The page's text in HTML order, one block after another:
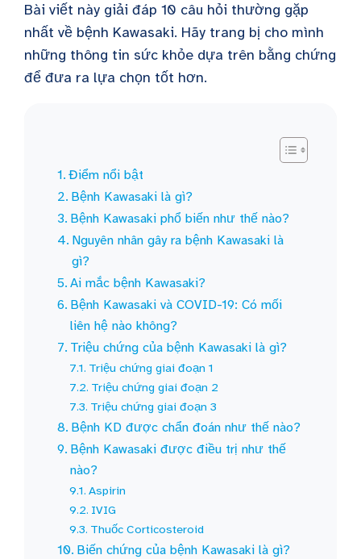
Bài viết này giải đáp 10 câu hỏi thường gặp
nhất về bệnh Kawasaki. Hãy trang bị cho mình
những thông tin sức khỏe dựa trên bằng chứng
để đưa ra lựa chọn tốt hơn.
Điểm nổi bật
Bệnh Kawasaki là gì?
Bệnh Kawasaki phổ biến như thế nào?
Nguyên nhân gây ra bệnh Kawasaki là
gì?
Ai mắc bệnh Kawasaki?
Bệnh Kawasaki và COVID-19: Có mối
liên hệ nào không?
Triệu chứng của bệnh Kawasaki là gì?
Triệu chứng giai đoạn 1
Triệu chứng giai đoạn 2
Triệu chứng giai đoạn 3
Bệnh KD được chẩn đoán như thế nào?
Bệnh Kawasaki được điều trị như thế
nào?
Aspirin
IVIG
Thuốc Corticosteroid
Biến chứng của bệnh Kawasaki là gì?